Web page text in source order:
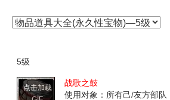
5级
点击加载
战歌之鼓
使用对象：所有己/友方部队